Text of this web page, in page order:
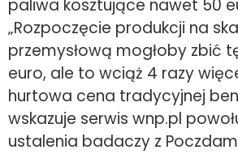
paliwa kosztujące nawet 50
„Rozpoczęcie produkcji na
przemysłową mogłoby zbić
euro, ale to wciąż 4 razy
hurtowa cena tradycyjnej
wskazuje serwis wnp.pl
ustalenia badaczy z